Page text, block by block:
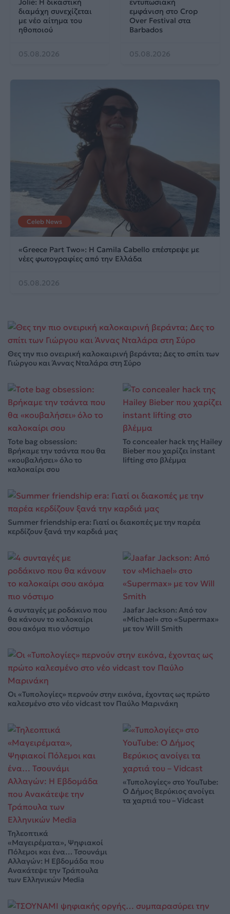
Jolie: Η δικαστική
διαμάχη συνεχίζεται
με νέο αίτημα του
ηθοποιού
05.08.2026
εντυπωσιακή
εμφάνιση στο Crop
Over Festival στα
Barbados
05.08.2026
Celeb News
«Greece Part Two»: Η Camila Cabello επέστρεψε με
νέες φωτογραφίες από την Ελλάδα
05.08.2026
Θες την πιο ονειρική καλοκαιρινή βεράντα; Δες το σπίτι των
Γιώργου και Άννας Νταλάρα στη Σύρο
Tote bag obsession:
Βρήκαμε την τσάντα που θα
«κουβαλήσει» όλο το
καλοκαίρι σου
Το concealer hack της Hailey
Bieber που χαρίζει instant
lifting στο βλέμμα
Summer friendship era: Γιατί οι διακοπές με την παρέα
κερδίζουν ξανά την καρδιά μας
4 συνταγές με ροδάκινο που
θα κάνουν το καλοκαίρι
σου ακόμα πιο νόστιμο
Jaafar Jackson: Από τον
«Michael» στο «Supermax»
με τον Will Smith
Οι «Τυπολογίες» περνούν στην εικόνα, έχοντας ως πρώτο
καλεσμένο στο νέο vidcast τον Παύλο Μαρινάκη
Τηλεοπτικά
«Μαγειρέματα», Ψηφιακοί
Πόλεμοι και ένα… Τσουνάμι
Αλλαγών: Η Εβδομάδα που
Ανακάτεψε την Τράπουλα
των Ελληνικών Media
«Τυπολογίες» στο YouTube:
Ο Δήμος Βερύκιος ανοίγει
τα χαρτιά του – Vidcast